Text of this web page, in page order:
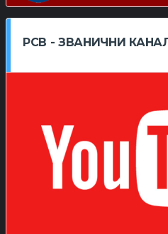
РСВ - ЗВАНИЧНИ КАНАЛ